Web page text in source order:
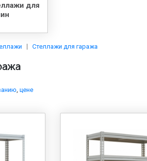
для
Стеллажи для гаража
,цене